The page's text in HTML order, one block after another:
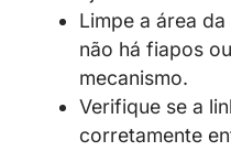
Limpe a área
não há fiapos
mecanismo.
Verifique se a
corretamente